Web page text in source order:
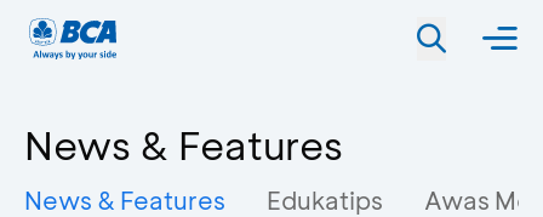
News & Features
News & Features Edukatips Awas